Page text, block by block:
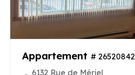
Appartement # 26520842
6132 Rue de Mériel